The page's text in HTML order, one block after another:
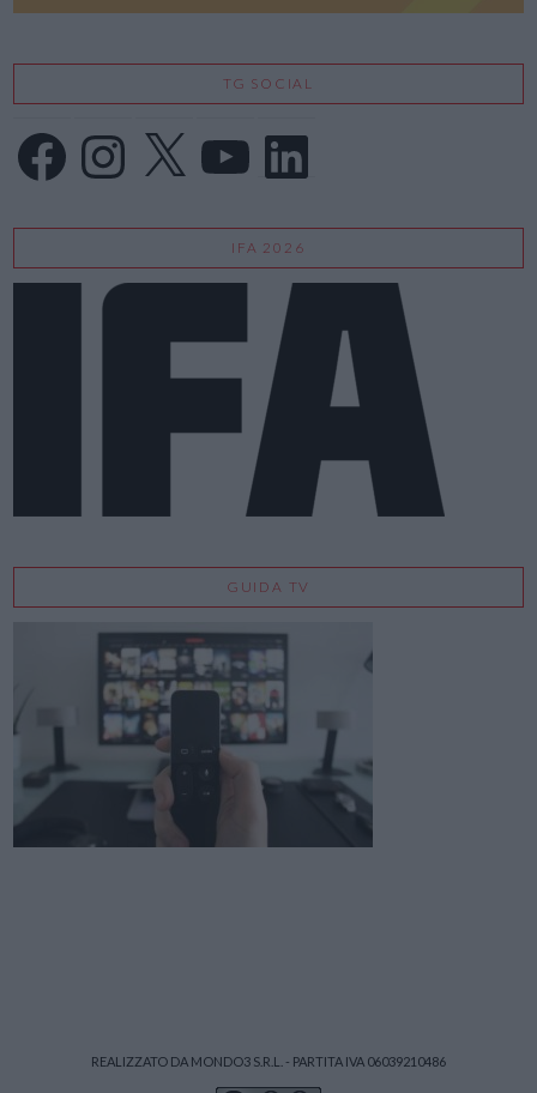
TG SOCIAL
FacebookInstagram
X LinkedIn
IFA 2026
GUIDA TV
REALIZZATO DA MONDO3 S.R.L. - PARTITA IVA 06039210486